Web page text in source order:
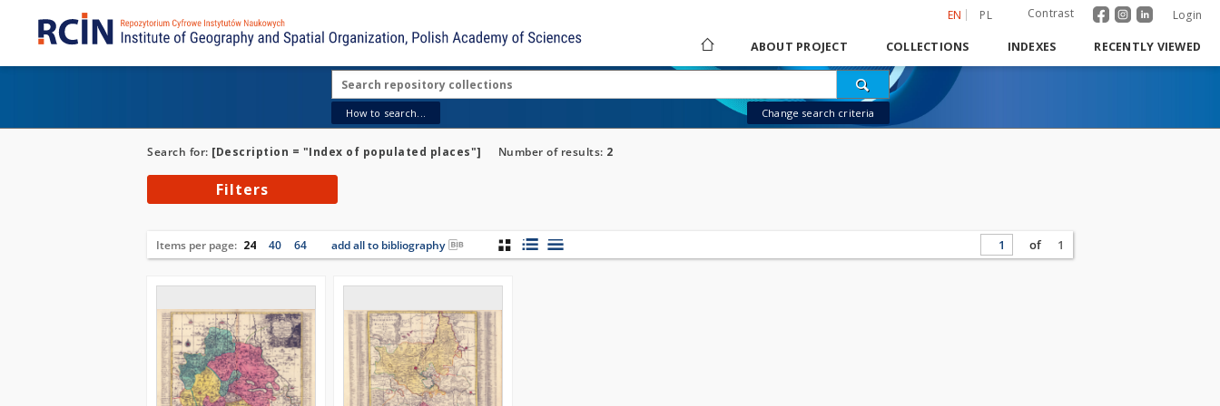
EN PL Contrast Login
ABOUT PROJECT COLLECTIONS INDEXES RECENTLY VIEWED
How to search... Change search criteria
Search for: [Description = "Index of populated places"] Number of results: 2
Filters
Items per page: 24 40 64 add all to bibliography of 1